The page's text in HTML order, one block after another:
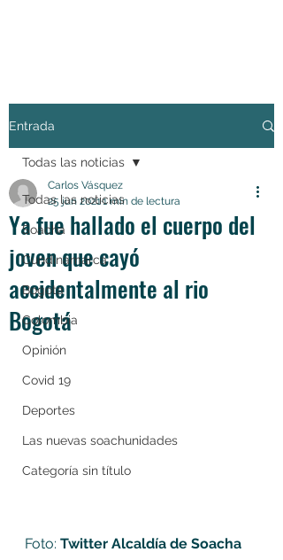
Entrada
Todas las noticias
Soacha
Cundinamarca
Bogotá
Colombia
Opinión
Covid 19
Deportes
Las nuevas soachunidades
Categoría sin título
Todas las noticias
Ya fue hallado el cuerpo del
joven que cayó
accidentalmente al rio
Bogotá
Carlos Vásquez
25 jun 20211 min de lectura
Foto: Twitter Alcaldía de Soacha